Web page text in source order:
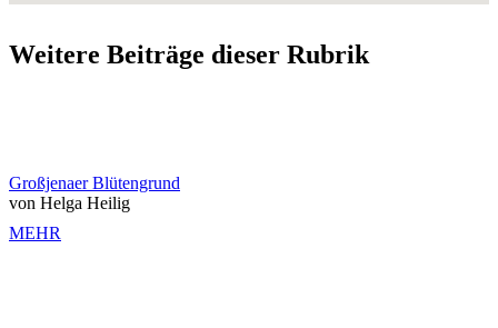
Weitere Beiträge dieser Rubrik
Großjenaer Blütengrund
von Helga Heilig
MEHR